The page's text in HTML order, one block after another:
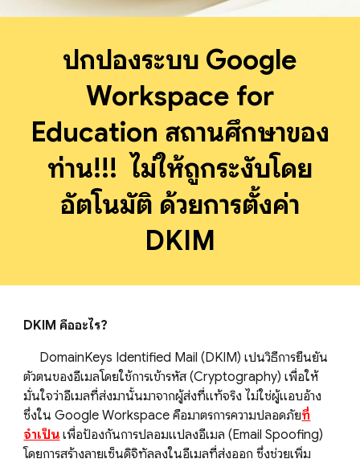
ปกป้องระบบ Google
Workspace for
Education สถานศึกษาของ
ท่าน!!! ไม่ให้ถูกระงับโดย
อัตโนมัติ ด้วยการตั้งค่า
DKIM
DKIM คืออะไร?
DomainKeys Identified Mail (DKIM) เป็นวิธีการยืนยัน
ตัวตนของอีเมลโดยใช้การเข้ารหัส (Cryptography) เพื่อให้
มั่นใจว่าอีเมลที่ส่งมานั้นมาจากผู้ส่งที่แท้จริง ไม่ใช่ผู้แอบอ้าง
ซึ่งใน Google Workspace คือมาตรการความปลอดภัยที่
จำเป็น เพื่อป้องกันการปลอมแปลงอีเมล (Email Spoofing)
โดยการสร้างลายเซ็นดิจิทัลลงในอีเมลที่ส่งออก ซึ่งช่วยเพิ่ม